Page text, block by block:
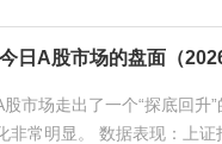
日A股市场的盘面（
股市场走出了一个“探底回升
非常明显。 数据表现：上